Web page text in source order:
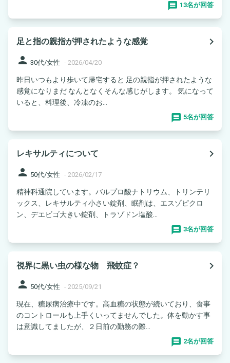
13名が回答
足と指の親指が押されたような感覚
navigate_next
person 30代/女性 - 2026/04/20
昨日いつもより歩いて帰宅すると 足の親指が押されたような
感覚になりまだ なんとなくそんな感じがします。 気になって
いると、料理後、冷凍のお...
5名が回答
レキサルティについて
navigate_next
person 50代/女性 - 2026/02/17
精神科通院しています。バルプロ酸ナトリウム、トリンテリ
ックス、レキサルティ小さい錠剤、眠剤は、エスゾピクロ
ン、デエビゴ大きい錠剤、トラゾドン塩酸...
3名が回答
視界に黒い虫の様な物 飛蚊症？
navigate_next
person 50代/女性 - 2025/09/21
現在、糖尿病治療中です。高血糖の状態が続いており、食事
のコントロールも上手くいってませんでした。体を動かす事
は意識してましたが、２日前の勤務の際...
2名が回答